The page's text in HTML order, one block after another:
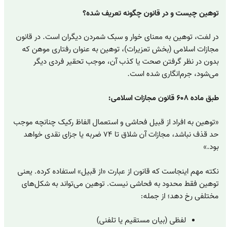
توهین چیست و در قانون چگونه تعریف شده؟
در لغت، توهین به معنای خوار و سبک شمردن دیگران است. در قانون
مجازات اسلامی (بخش تعزیرات)، توهین به عنوان رفتاری موهن که
بدون در نظر گرفتن صحت یا کذب آن، موجب تحقیر فردی دیگر
می‌شود، جرم‌انگاری شده است.
طبق ماده ۶۰۸ قانون مجازات اسلامی:
«توهین به افراد از قبیل فحاشی و استعمال الفاظ رکیک چنانچه موجب
حد قذف نباشد، مجازات آن شلاق تا ۷۴ ضربه یا جزای نقدی خواهد
بود.»
نکته مهم اینجاست که قانون از عبارت «از قبیل» استفاده کرده. یعنی
توهین فقط محدود به فحاشی نیست. توهین می‌تواند به شکل‌های
مختلفی رخ دهد؛ از جمله:
لفظی (بیان مستقیم یا تلفنی)